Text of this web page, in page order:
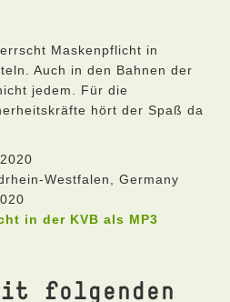
Maskenpflicht in
Auch in den Bahnen der
jedem. Für die
hört der Spaß da
Westfalen, Germany
in der KVB als MP3
folgenden